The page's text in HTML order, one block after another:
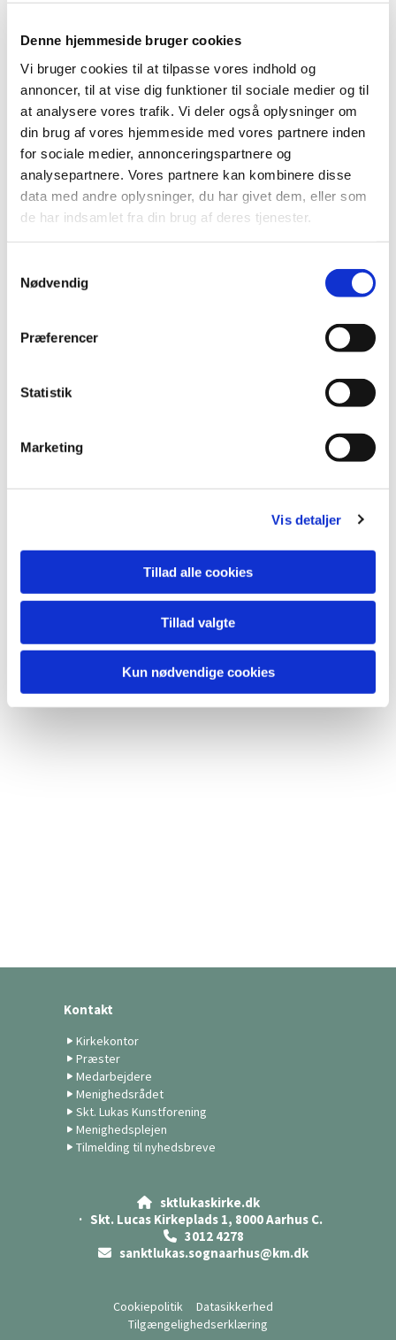
Denne hjemmeside bruger cookies
Vi bruger cookies til at tilpasse vores indhold og
annoncer, til at vise dig funktioner til sociale medier og til
at analysere vores trafik. Vi deler også oplysninger om
din brug af vores hjemmeside med vores partnere inden
for sociale medier, annonceringspartnere og
analysepartnere. Vores partnere kan kombinere disse
data med andre oplysninger, du har givet dem, eller som
de har indsamlet fra din brug af deres tjenester.
Nødvendig
Præferencer
Statistik
Marketing
Vis detaljer
Tillad alle cookies
Tillad valgte
Kun nødvendige cookies
Har du spørgsmål kontakt præst og kulturmedarbejder
Maria Louise Bøg Sørensen på 29 66 61 64 eller mail
malh@km.dk.
Du vil måske også kunne lide...
Kontakt
Kirkekontor
Præster
Medarbejdere
Menighedsrådet
Skt. Lukas Kunstforening
Menighedsplejen
Tilmelding til nyhedsbreve
sktlukaskirke.dk
· Skt. Lucas Kirkeplads 1, 8000 Aarhus C.
3012 4278
 sanktlukas.sognaarhus@km.dk
Cookiepolitik
Datasikkerhed
Tilgængelighedserklæring